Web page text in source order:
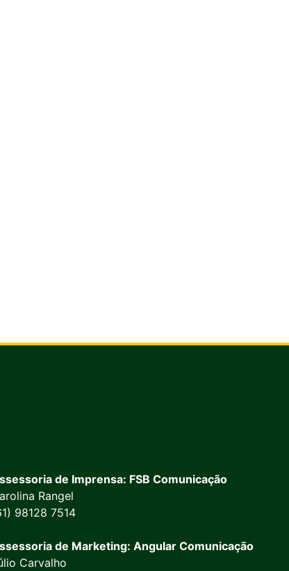
de Imprensa: FSB Comunicação
Rangel
98128 7514
de Marketing: Angular Comunicação
Carvalho